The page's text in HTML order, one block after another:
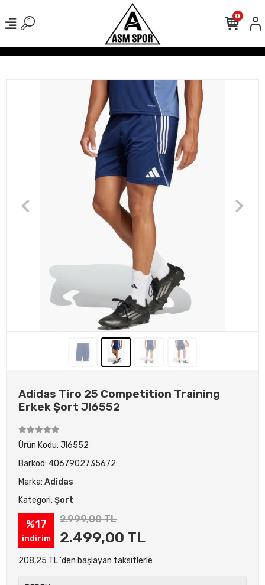
Kargo Ücretsiz! 500 TL Üzeri Tüm Alışverişlerinizde Kargo
0
Adidas Tiro 25 Competition Training
Erkek Şort JI6552
Ürün Kodu: JI6552
Barkod: 4067902735672
Marka: Adidas
Kategori: Şort
%17
indirim
2.999,00 TL
2.499,00 TL
208,25 TL 'den başlayan taksitlerle